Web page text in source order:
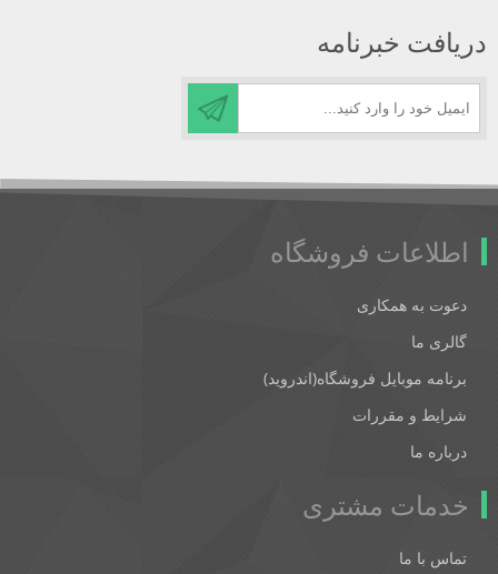
دریافت خبرنامه
اطلاعات فروشگاه
دعوت به همکاری
گالری ما
برنامه موبایل فروشگاه(اندروید)
شرایط و مقررات
درباره ما
خدمات مشتری
تماس با ما